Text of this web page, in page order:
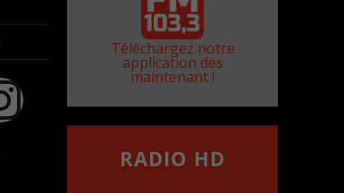
Téléchargez notre
application dès
maintenant !
RADIO HD